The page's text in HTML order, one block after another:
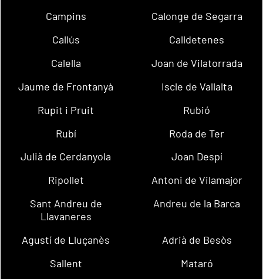
Campins
Calonge de Segarra
Callús
Calldetenes
Calella
Joan de Vilatorrada
Jaume de Frontanyà
Iscle de Vallalta
Rupit i Pruit
Rubió
Rubí
Roda de Ter
Julià de Cerdanyola
Joan Despí
Ripollet
Antoni de Vilamajor
Sant Andreu de
Llavaneres
Andreu de la Barca
Agustí de Lluçanès
Adrià de Besòs
Sallent
Mataró